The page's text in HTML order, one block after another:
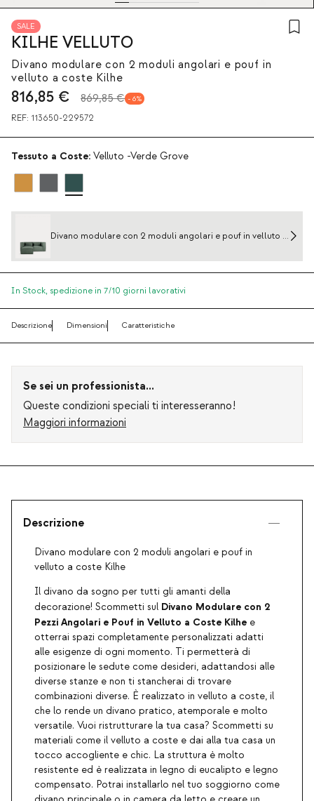
SALE
KILHE VELLUTO
Divano modulare con 2 moduli angolari e pouf in
velluto a coste Kilhe
816,85 € 869,85 € 6
REF: 113650-229572
Tessuto a Coste: Velluto -Verde Grove
Divano modulare con 2 moduli angolari e pouf in velluto a
In Stock, spedizione in 7/10 giorni lavorativi
Descrizione Dimensioni Caratteristiche
Se sei un professionista...
Queste condizioni speciali ti interesseranno!
Maggiori informazioni
Descrizione
Divano modulare con 2 moduli angolari e pouf in
velluto a coste Kilhe
Il divano da sogno per tutti gli amanti della
decorazione! Scommetti sul Divano Modulare con 2
Pezzi Angolari e Pouf in Velluto a Coste Kilhe e
otterrai spazi completamente personalizzati adatti
alle esigenze di ogni momento. Ti permetterà di
posizionare le sedute come desideri, adattandosi alle
diverse stanze e non ti stancherai di trovare
combinazioni diverse. È realizzato in velluto a coste, il
che lo rende un divano pratico, atemporale e molto
versatile. Vuoi ristrutturare la tua casa? Scommetti su
materiali come il velluto a coste e dai alla tua casa un
tocco accogliente e chic. La struttura è molto
resistente ed è realizzata in legno di eucalipto e legno
compensato. Potrai installarlo nel tuo soggiorno come